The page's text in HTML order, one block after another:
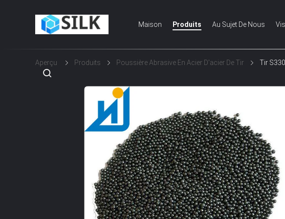
Maison Produits Au Sujet De Nous
Aperçu Produits Poussière Abrasive En Acier D'acier De Tir Tir